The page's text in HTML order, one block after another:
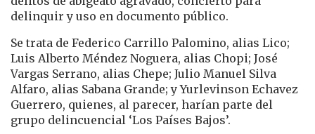
delinquir y uso en documento público.
Se trata de Federico Carrillo Palomino, alias Lico;
Luis Alberto Méndez Noguera, alias Chopi; José
Vargas Serrano, alias Chepe; Julio Manuel Silva
Alfaro, alias Sabana Grande; y Yurlevinson Echavez
Guerrero, quienes, al parecer, harían parte del
grupo delincuencial ‘Los Países Bajos’.